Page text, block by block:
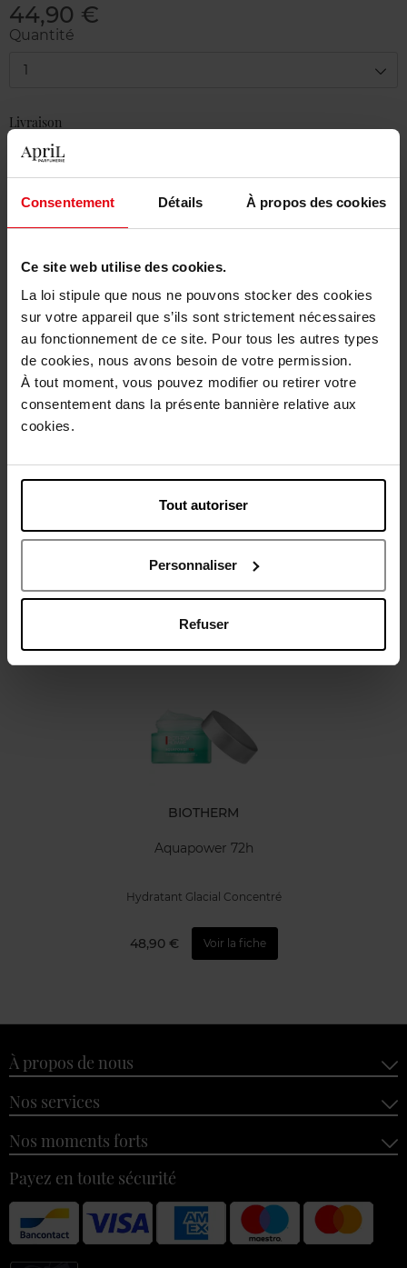
Consentement Détails À propos des cookies
Ce site web utilise des cookies.
La loi stipule que nous ne pouvons stocker des cookies
sur votre appareil que s’ils sont strictement nécessaires
au fonctionnement de ce site. Pour tous les autres types
de cookies, nous avons besoin de votre permission.
À tout moment, vous pouvez modifier ou retirer votre
consentement dans la présente bannière relative aux
cookies.
Tout autoriser
Personnaliser
Refuser
44,90 €
Quantité
1
Livraison
En stock
Ajouter au panier
Livraison gratuite à partir de 50€
Retour gratuit dans votre magasin
Description
Caractéristiques
BIOTHERM
Aquapower 72h
Hydratant Glacial Concentré
48,90 € Voir la fiche
À propos de nous
Nos services
Nos moments forts
Payez en toute sécurité